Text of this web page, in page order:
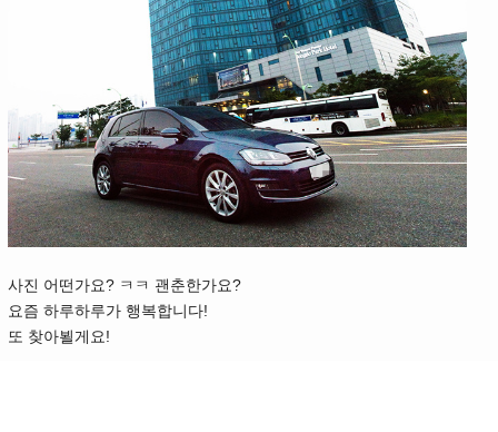
사진 어떤가요? ㅋㅋ 괜춘한가요?
요즘 하루하루가 행복합니다!
또 찾아뵐게요!